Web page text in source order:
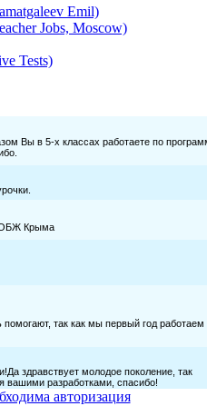
Emil)
Jobs, Moscow)
Tests)
авторизация